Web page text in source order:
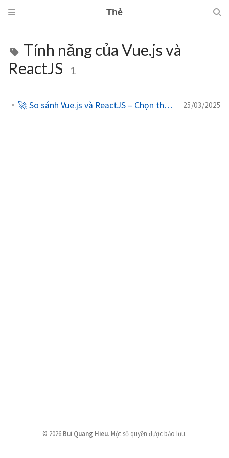
Thẻ
Tính năng của Vue.js và
ReactJS
1
🚀 So sánh Vue.js và ReactJS – Chọn thư viện phù hợp cho dự án của bạn 25/03/2025
© 2026 Bui Quang Hieu. Một số quyền được bảo lưu.